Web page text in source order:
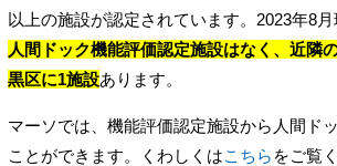
以上の施設が認定されています。2023年8月
人間ドック機能評価認定施設はなく、近隣
黒区に1施設あります。
マーソでは、機能評価認定施設から人間ド
ことができます。くわしくはこちら をご覧